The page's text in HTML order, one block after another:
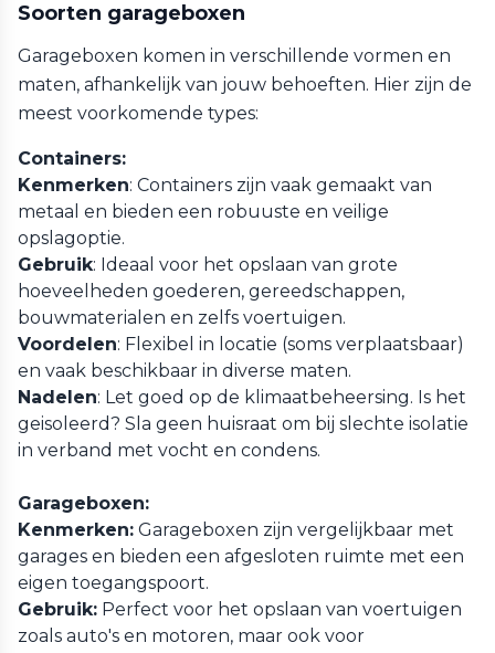
Soorten garageboxen
Garageboxen komen in verschillende vormen en
maten, afhankelijk van jouw behoeften. Hier zijn de
meest voorkomende types:
Containers:
Kenmerken: Containers zijn vaak gemaakt van
metaal en bieden een robuuste en veilige
opslagoptie.
Gebruik: Ideaal voor het opslaan van grote
hoeveelheden goederen, gereedschappen,
bouwmaterialen en zelfs voertuigen.
Voordelen: Flexibel in locatie (soms verplaatsbaar)
en vaak beschikbaar in diverse maten.
Nadelen: Let goed op de klimaatbeheersing. Is het
geisoleerd? Sla geen huisraat om bij slechte isolatie
in verband met vocht en condens.
Garageboxen:
Kenmerken: Garageboxen zijn vergelijkbaar met
garages en bieden een afgesloten ruimte met een
eigen toegangspoort.
Gebruik: Perfect voor het opslaan van voertuigen
zoals auto's en motoren, maar ook voor